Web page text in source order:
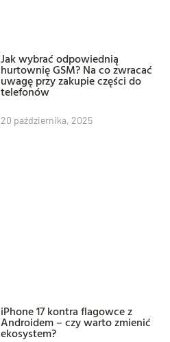
Jak wybrać odpowiednią
hurtownię GSM? Na co zwracać
uwagę przy zakupie części do
telefonów
20 października, 2025
iPhone 17 kontra flagowce z
Androidem – czy warto zmienić
ekosystem?